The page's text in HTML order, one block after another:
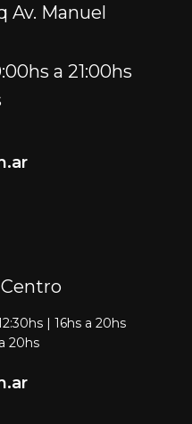
Av. Manuel
a 21:00hs
| 16hs a 20hs
20hs